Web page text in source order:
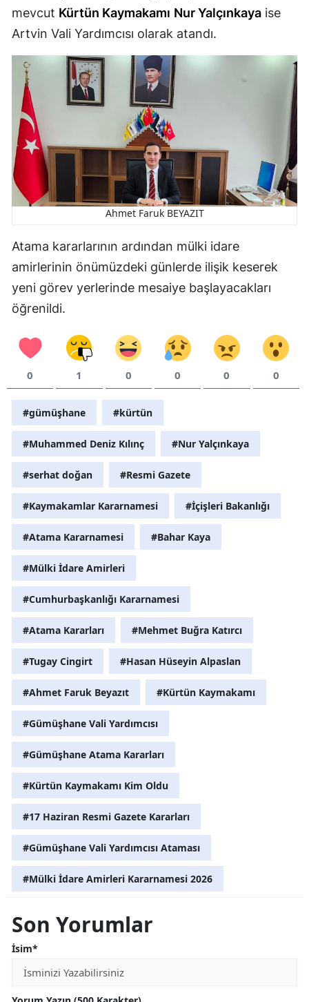
mevcut Kürtün Kaymakamı Nur Yalçınkaya ise
Artvin Vali Yardımcısı olarak atandı.
Ahmet Faruk BEYAZIT
Atama kararlarının ardından mülki idare
amirlerinin önümüzdeki günlerde ilişik keserek
yeni görev yerlerinde mesaiye başlayacakları
öğrenildi.
0 1 0 0 0 0
#gümüşhane #kürtün
#Muhammed Deniz Kılınç #Nur Yalçınkaya
#serhat doğan #Resmi Gazete
#Kaymakamlar Kararnamesi #İçişleri Bakanlığı
#Atama Kararnamesi #Bahar Kaya
#Mülki İdare Amirleri
#Cumhurbaşkanlığı Kararnamesi
#Atama Kararları #Mehmet Buğra Katırcı
#Tugay Cingirt #Hasan Hüseyin Alpaslan
#Ahmet Faruk Beyazıt #Kürtün Kaymakamı
#Gümüşhane Vali Yardımcısı
#Gümüşhane Atama Kararları
#Kürtün Kaymakamı Kim Oldu
#17 Haziran Resmi Gazete Kararları
#Gümüşhane Vali Yardımcısı Ataması
#Mülki İdare Amirleri Kararnamesi 2026
Son Yorumlar
İsim*